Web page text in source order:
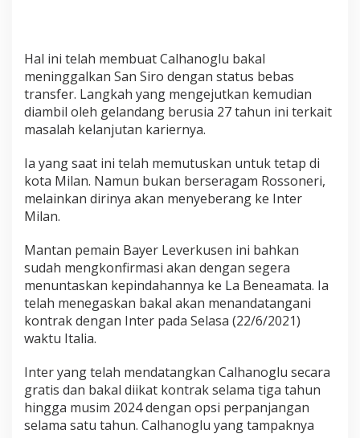
Hal ini telah membuat Calhanoglu bakal
meninggalkan San Siro dengan status bebas
transfer. Langkah yang mengejutkan kemudian
diambil oleh gelandang berusia 27 tahun ini terkait
masalah kelanjutan kariernya.
Ia yang saat ini telah memutuskan untuk tetap di
kota Milan. Namun bukan berseragam Rossoneri,
melainkan dirinya akan menyeberang ke Inter
Milan.
Mantan pemain Bayer Leverkusen ini bahkan
sudah mengkonfirmasi akan dengan segera
menuntaskan kepindahannya ke La Beneamata. Ia
telah menegaskan bakal akan menandatangani
kontrak dengan Inter pada Selasa (22/6/2021)
waktu Italia.
Inter yang telah mendatangkan Calhanoglu secara
gratis dan bakal diikat kontrak selama tiga tahun
hingga musim 2024 dengan opsi perpanjangan
selama satu tahun. Calhanoglu yang tampaknya